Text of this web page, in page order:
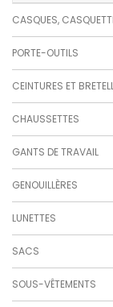
CASQUES,
PORTE-OUTILS
CEINTURES ET
CHAUSSETTES
GANTS DE TRAVAIL
GENOUILLÈRES
LUNETTES
SACS
SOUS-VÊTEMENTS